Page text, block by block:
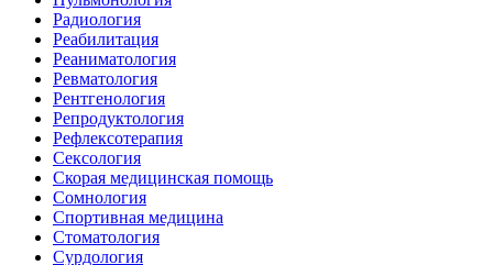
Радиология
Реабилитация
Реаниматология
Ревматология
Рентгенология
Репродуктология
Рефлексотерапия
Сексология
Скорая медицинская помощь
Сомнология
Спортивная медицина
Стоматология
Сурдология